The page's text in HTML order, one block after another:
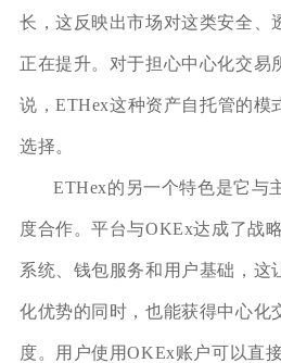
长，这反映出市场对这类安全、
正在提升。对于担心中心化交易
说，ETHex这种资产自托管的模
选择。
ETHex的另一个特色是它与
度合作。平台与OKEx达成了战
系统、钱包服务和用户基础，这
化优势的同时，也能获得中心化
度。用户使用OKEx账户可以直